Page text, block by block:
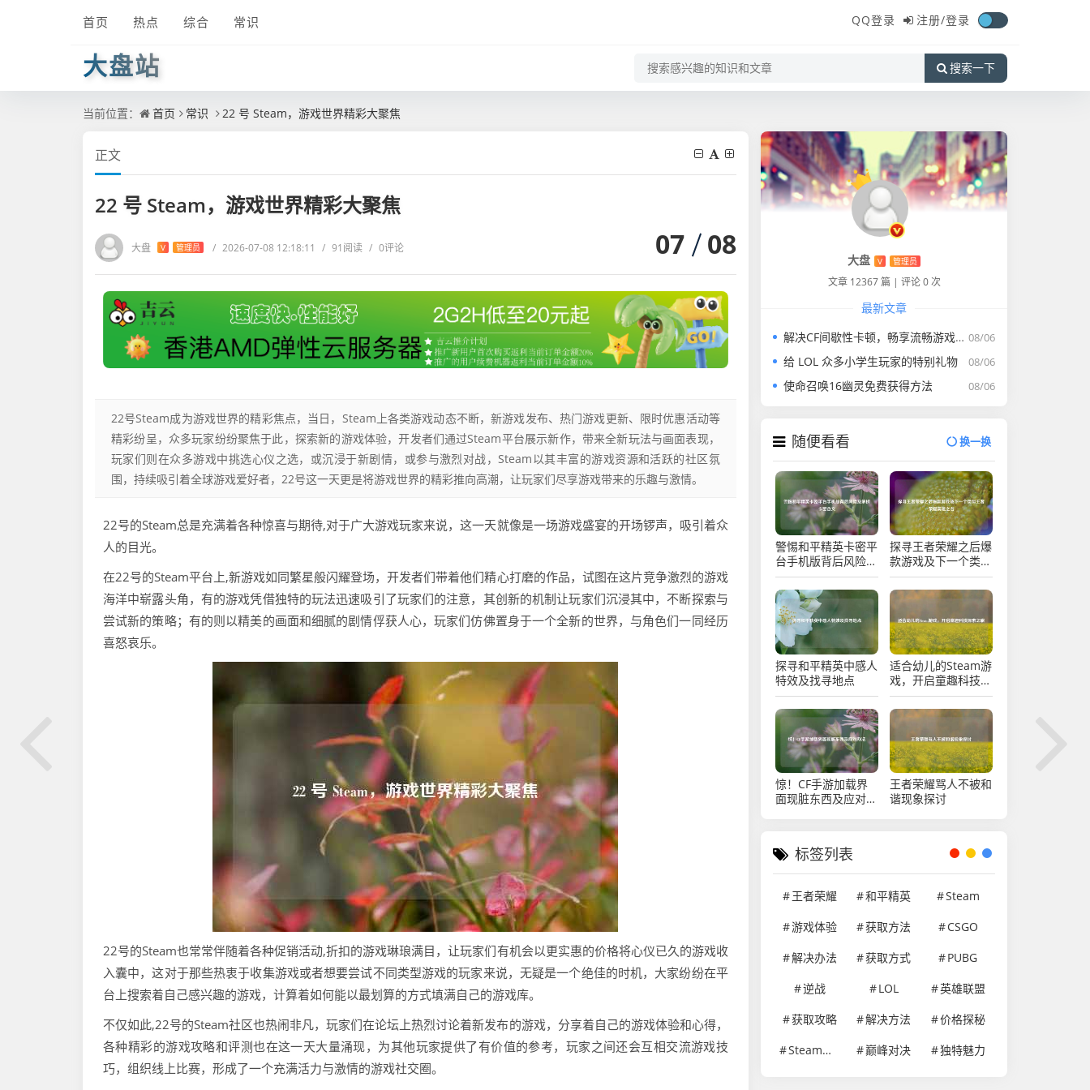
首页 热点 综合 常识 QQ登录 注册/登录
大盘站 搜索一下
当前位置： 首页 常识 22 号 Steam，游戏世界精彩大聚焦
正文
22 号 Steam，游戏世界精彩大聚焦
大盘 V 管理员 / 2026-07-08 12:18:11 / 91阅读 / 0评论 07 08
22号Steam成为游戏世界的精彩焦点，当日，Steam上各类游戏动态不断，新游戏发布、热门游戏更新、限时优惠活动等
精彩纷呈，众多玩家纷纷聚焦于此，探索新的游戏体验，开发者们通过Steam平台展示新作，带来全新玩法与画面表现，
玩家们则在众多游戏中挑选心仪之选，或沉浸于新剧情，或参与激烈对战，Steam以其丰富的游戏资源和活跃的社区氛
围，持续吸引着全球游戏爱好者，22号这一天更是将游戏世界的精彩推向高潮，让玩家们尽享游戏带来的乐趣与激情。
22号的Steam总是充满着各种惊喜与期待,对于广大游戏玩家来说，这一天就像是一场游戏盛宴的开场锣声，吸引着众
人的目光。
在22号的Steam平台上,新游戏如同繁星般闪耀登场，开发者们带着他们精心打磨的作品，试图在这片竞争激烈的游戏
海洋中崭露头角，有的游戏凭借独特的玩法迅速吸引了玩家们的注意，其创新的机制让玩家们沉浸其中，不断探索与
尝试新的策略；有的则以精美的画面和细腻的剧情俘获人心，玩家们仿佛置身于一个全新的世界，与角色们一同经历
喜怒哀乐。
22号的Steam也常常伴随着各种促销活动,折扣的游戏琳琅满目，让玩家们有机会以更实惠的价格将心仪已久的游戏收
入囊中，这对于那些热衷于收集游戏或者想要尝试不同类型游戏的玩家来说，无疑是一个绝佳的时机，大家纷纷在平
台上搜索着自己感兴趣的游戏，计算着如何能以最划算的方式填满自己的游戏库。
不仅如此,22号的Steam社区也热闹非凡，玩家们在论坛上热烈讨论着新发布的游戏，分享着自己的游戏体验和心得，
各种精彩的游戏攻略和评测也在这一天大量涌现，为其他玩家提供了有价值的参考，玩家之间还会互相交流游戏技
巧，组织线上比赛，形成了一个充满活力与激情的游戏社交圈。
大盘 V 管理员
文章 12367 篇 | 评论 0 次
最新文章
08/06
解决CF间歇性卡顿，畅享流畅游戏体验
08/06
给 LOL 众多小学生玩家的特别礼物
08/06
使命召唤16幽灵免费获得方法
随便看看 换一换
警惕和平精英卡密平
台手机版背后风险及
解析卡密含义
探寻王者荣耀之后爆
款游戏及下一个类似
王者荣耀英雄之名
探寻和平精英中感人
特效及找寻地点
适合幼儿的Steam游
戏，开启童趣科技探
索之旅
惊！CF手游加载界
面现脏东西及应对办
王者荣耀骂人不被和
谐现象探讨
标签列表
王者荣耀 和平精英
Steam
游戏体验
获取方法
CSGO
解决办法
获取方式
PUBG
逆战
LOL
英雄联盟
获取攻略
解决方法
价格探秘
Steam游戏
巅峰对决 独特魅力